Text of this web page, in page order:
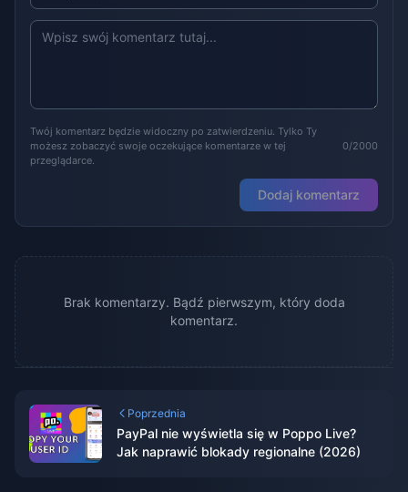
Twój komentarz będzie widoczny po zatwierdzeniu. Tylko Ty
możesz zobaczyć swoje oczekujące komentarze w tej
przeglądarce.
0/2000
Dodaj komentarz
Brak komentarzy. Bądź pierwszym, który doda
komentarz.
Poprzednia
PayPal nie wyświetla się w Poppo Live?
Jak naprawić blokady regionalne (2026)